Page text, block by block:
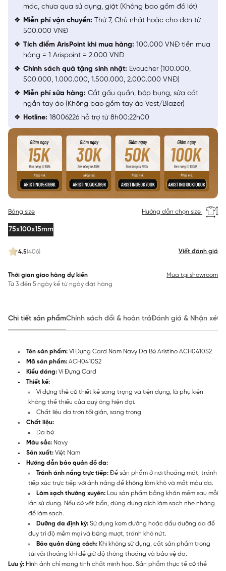
4.5(406) Viết đánh giá
Bảng size Hướng dẫn chọn size
75x100x15mm
Thời gian giao hàng dự kiến
Từ 3 đến 5 ngày kể từ ngày đặt hàng
Mua tại showroom
mác, chưa qua sử dụng, giặt (Không bao gồm đồ lót)
Miễn phí vận chuyển: Thứ 7, Chủ nhật hoặc cho đơn từ
500.000 VNĐ
Tích điểm ArisPoint khi mua hàng: 100.000 VNĐ tiền mua
hàng = 1 Arispoint = 2.000 VNĐ
Chính sách quà tặng sinh nhật: Evoucher (100.000,
500.000, 1.000.000, 1.500.000, 2.000.000 VNĐ)
Miễn phí sửa hàng: Cắt gấu quần, bóp bụng, sửa cắt
ngắn tay áo (Không bao gồm tay áo Vest/Blazer)
Hotline: 18006226 hỗ trợ từ 8h00:22h00
Chi tiết sản phẩmChính sách đổi & hoàn trảĐánh giá & Nhận xét
Tên sản phẩm: Ví Đựng Card Nam Navy Da Bò Aristino ACH0410S2
Mã sản phẩm: ACH0410S2
Kiểu dáng: Ví Đựng Card
Thiết kế:
Ví đựng thẻ có thiết kế sang trọng và tiện dụng, là phụ kiện
không thể thiếu của quý ông hiện đại.
Chất liệu da trơn tối giản, sang trọng
Chất liệu:
Da bò
Màu sắc: Navy
Sản xuất: Việt Nam
Hướng dẫn bảo quản đồ da:
Tránh ánh nắng trực tiếp: Để sản phẩm ở nơi thoáng mát, tránh
tiếp xúc trực tiếp với ánh nắng để không làm khô và mất màu da.
Làm sạch thường xuyên: Lau sản phẩm bằng khăn mềm sau mỗi
lần sử dụng. Nếu có vết bẩn, dùng dung dịch làm sạch nhẹ nhàng
để làm sạch.
Dưỡng da định kỳ: Sử dụng kem dưỡng hoặc dầu dưỡng da để
duy trì độ mềm mại và bóng mượt, tránh khô nứt.
Bảo quản đúng cách: Khi không sử dụng, cất sản phẩm trong
túi vải thoáng khí để giữ độ thông thoáng và bảo vệ da.
Lưu ý: Hình ảnh chỉ mang tính chất minh họa. Sản phẩm thực tế có thể